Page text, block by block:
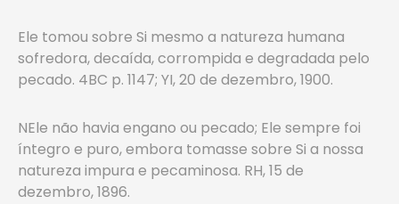
Ele tomou sobre Si mesmo a natureza humana
sofredora, decaída, corrompida e degradada pelo
pecado. 4BC p. 1147; YI, 20 de dezembro, 1900.
NEle não havia engano ou pecado; Ele sempre foi
íntegro e puro, embora tomasse sobre Si a nossa
natureza impura e pecaminosa. RH, 15 de
dezembro, 1896.